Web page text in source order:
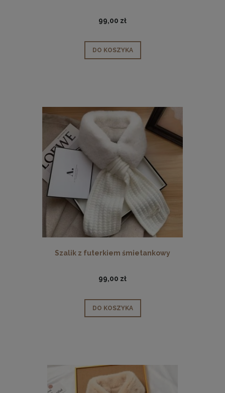
99,00 zł
DO KOSZYKA
Szalik z futerkiem śmietankowy
99,00 zł
DO KOSZYKA